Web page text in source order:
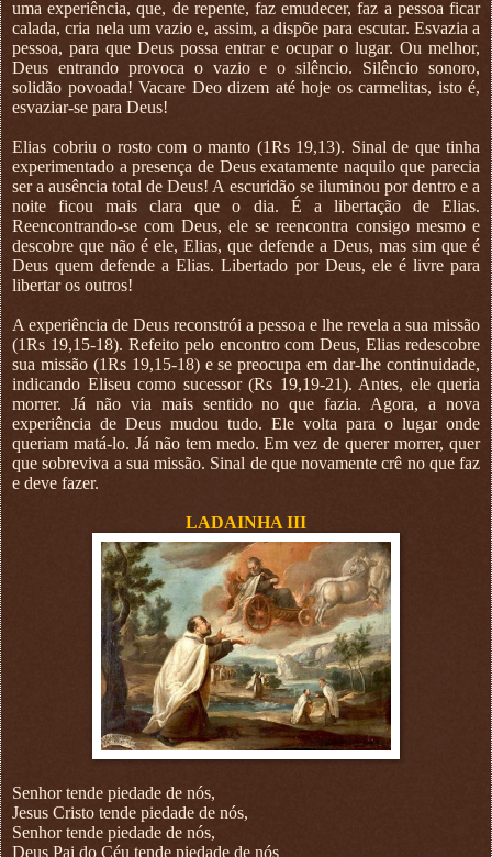
uma experiência, que, de repente, faz emudecer, faz a pessoa ficar
calada, cria nela um vazio e, assim, a dispõe para escutar. Esvazia a
pessoa, para que Deus possa entrar e ocupar o lugar. Ou melhor,
Deus entrando provoca o vazio e o silêncio. Silêncio sonoro,
solidão povoada! Vacare Deo dizem até hoje os carmelitas, isto é,
esvaziar-se para Deus!
Elias cobriu o rosto com o manto (1Rs 19,13). Sinal de que tinha
experimentado a presença de Deus exatamente naquilo que parecia
ser a ausência total de Deus! A escuridão se iluminou por dentro e a
noite ficou mais clara que o dia. É a libertação de Elias.
Reencontrando-se com Deus, ele se reencontra consigo mesmo e
descobre que não é ele, Elias, que defende a Deus, mas sim que é
Deus quem defende a Elias. Libertado por Deus, ele é livre para
libertar os outros!
A experiência de Deus reconstrói a pessoa e lhe revela a sua missão
(1Rs 19,15-18). Refeito pelo encontro com Deus, Elias redescobre
sua missão (1Rs 19,15-18) e se preocupa em dar-lhe continuidade,
indicando Eliseu como sucessor (Rs 19,19-21). Antes, ele queria
morrer. Já não via mais sentido no que fazia. Agora, a nova
experiência de Deus mudou tudo. Ele volta para o lugar onde
queriam matá-lo. Já não tem medo. Em vez de querer morrer, quer
que sobreviva a sua missão. Sinal de que novamente crê no que faz
e deve fazer.
LADAINHA III
Senhor tende piedade de nós,
Jesus Cristo tende piedade de nós,
Senhor tende piedade de nós,
Deus Pai do Céu tende piedade de nós